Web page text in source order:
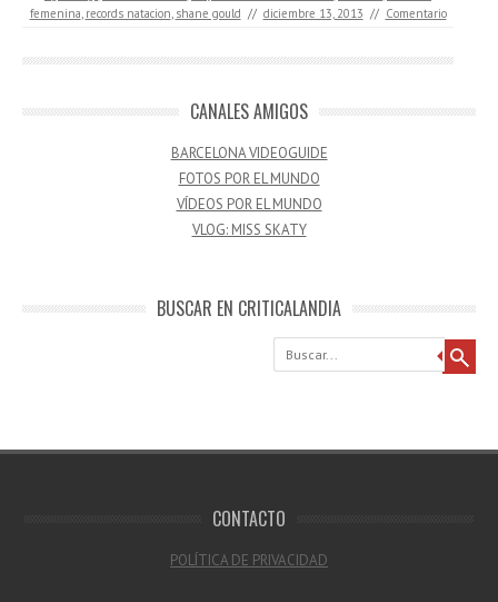
femenina, records natacion, shane gould // diciembre 13, 2013 // Comentario
CANALES AMIGOS
BARCELONA VIDEOGUIDE
FOTOS POR EL MUNDO
VÍDEOS POR EL MUNDO
VLOG: MISS SKATY
BUSCAR EN CRITICALANDIA
Buscar
CONTACTO
POLÍTICA DE PRIVACIDAD